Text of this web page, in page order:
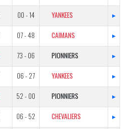
00 - 14 YANKEES ▸
07 - 48 CAIMANS ▸
73 - 06 PIONNIERS ▸
06 - 27 YANKEES ▸
52 - 00 PIONNIERS ▸
06 - 52 CHEVALIERS ▸